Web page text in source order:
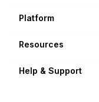
Platform
Resources
Help & Support